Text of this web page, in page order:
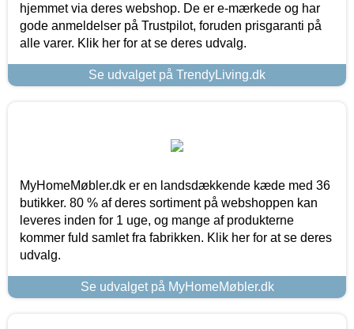
hjemmet via deres webshop. De er e-mærkede og har
gode anmeldelser på Trustpilot, foruden prisgaranti på
alle varer. Klik her for at se deres udvalg.
Se udvalget på TrendyLiving.dk
MyHomeMøbler.dk er en landsdækkende kæde med 36
butikker. 80 % af deres sortiment på webshoppen kan
leveres inden for 1 uge, og mange af produkterne
kommer fuld samlet fra fabrikken. Klik her for at se deres
udvalg.
Se udvalget på MyHomeMøbler.dk